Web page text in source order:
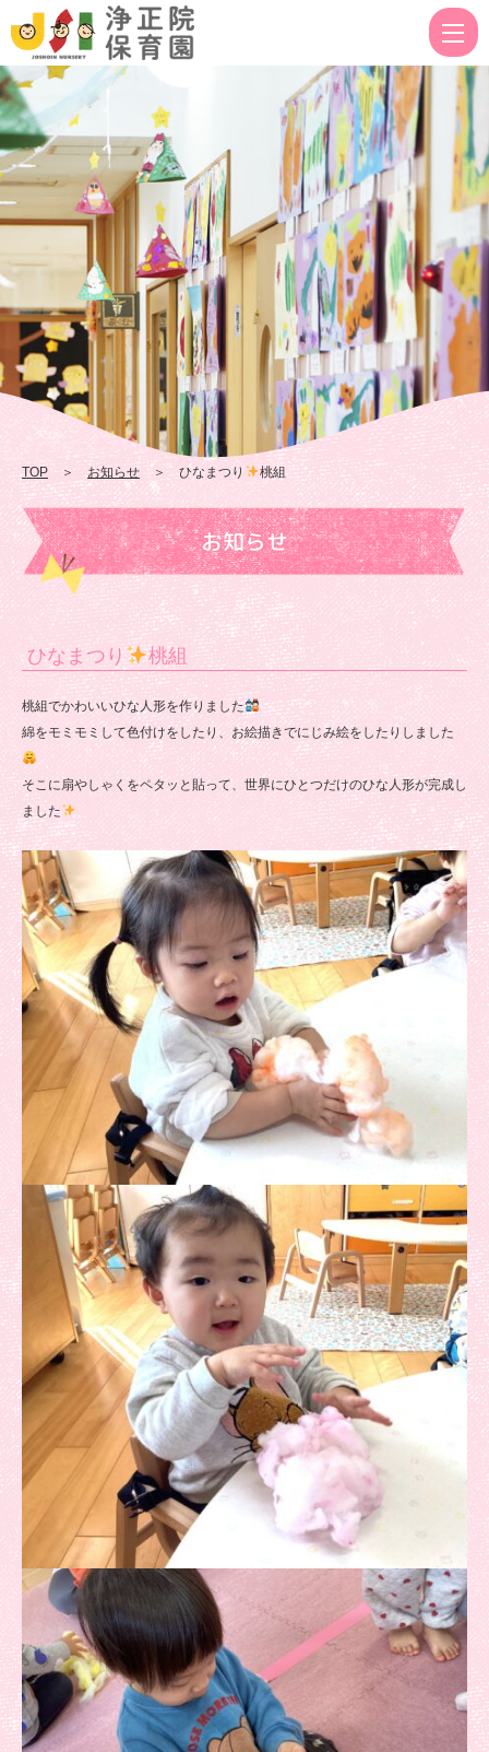
ま
つ
り
桃
組
浄
正
院
保
育
園
TOP ＞お知らせ ＞ ひなまつり 桃組
お知らせ
ひなまつり 桃組
桃組でかわいいひな人形を作りました
綿をモミモミして色付けをしたり、お絵描きでにじみ絵をしたりしました
そこに扇やしゃくをペタッと貼って、世界にひとつだけのひな人形が完成し
ました